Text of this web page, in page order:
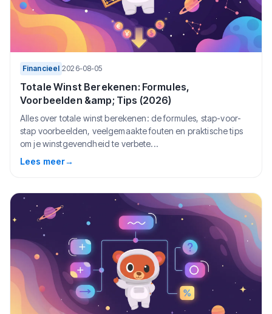
Financieel 2026-08-05
Totale Winst Berekenen: Formules,
Voorbeelden &amp; Tips (2026)
Alles over totale winst berekenen: de formules, stap-voor-
stap voorbeelden, veelgemaakte fouten en praktische tips
om je winstgevendheid te verbete...
Lees meer→